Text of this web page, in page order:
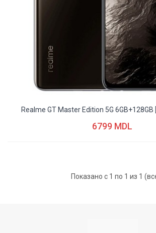
Realme GT Master Edition 5G 6GB+128GB
6799 MDL
Показано с 1 по 1 из 1